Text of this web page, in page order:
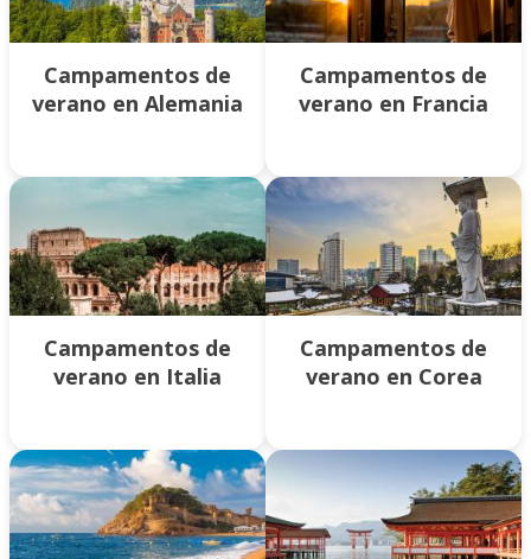
Campamentos de
verano en Alemania
Campamentos de
verano en Francia
Campamentos de
verano en Italia
Campamentos de
verano en Corea